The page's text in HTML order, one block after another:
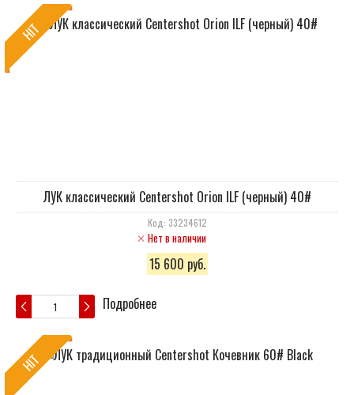
HIT
ЛУК классический Centershot Orion ILF (черный) 40#
Код: 33234612
Нет в наличии
15 600 руб.
Подробнее
HIT